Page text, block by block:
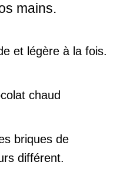
mains.
et légère à la fois.
chaud
briques de
différent.